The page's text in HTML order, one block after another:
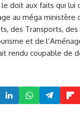
doit aux faits qui lui
au méga ministère
des Transports, des
et de
rendu coupable de